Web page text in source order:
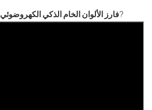
فارز الألوان الخام الذكي الكهروضوئي?